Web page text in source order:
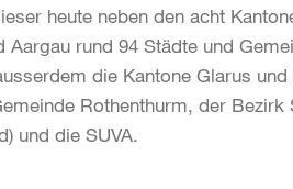
heute neben den acht
Aargau rund 94 Städte und
die Kantone Glarus
Rothenthurm, der
und die SUVA.